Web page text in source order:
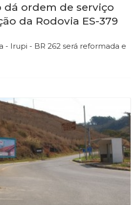
dá ordem de serviço
da Rodovia ES-379
- Irupi - BR 262 será reformada e